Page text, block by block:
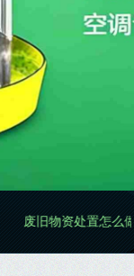
置怎么做更规范